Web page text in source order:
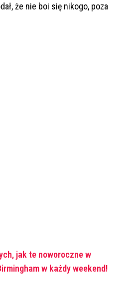
że nie boi się nikogo, poza
jak te noworoczne w
w każdy weekend!